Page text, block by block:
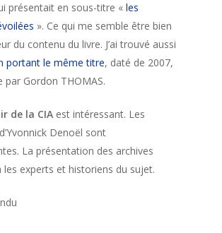
présentait en sous-titre « les
». Ce qui me semble être bien
du contenu du livre. J’ai trouvé aussi
portant le même titre, daté de 2007,
par Gordon THOMAS.
de la CIA est intéressant. Les
Denoël sont
La présentation des archives
les experts et historiens du sujet.